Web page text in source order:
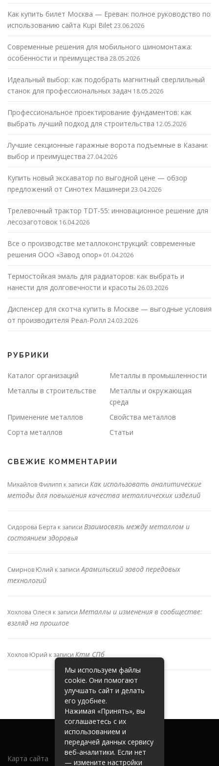
Как купить билет Москва — Ереван: полное руководство по
использованию сайта Kupi Bilet23.06.2026
Современные решения для мобильного шиномонтажа:
особенности и преимущества 28.05.2026
Идеальный выбор: как подобрать магнитный сверлильный
станок для профессиональных задач 18.05.2026
Профессиональное проектирование фундаментов: как
выбрать лучший подход для строительства 12.05.2026
Лучшие секционные гаражные ворота подъемные в Казани:
выбор и преимущества 27.04.2026
Купить новый экскаватор по выгодной цене — обзор
предложений от Синотех Машинери 23.04.2026
Трелевочный трактор TDT-55: инновационное решение для
лесозаготовок 16.04.2026
Все о производстве металлоконструкций: современные
решения ООО «Завод опор» 01.04.2026
Термостойкая эмаль для радиаторов: как выбрать и
нанести для долговечности и красоты 26.03.2026
Диспенсер для скотча купить в Москве — выгодные условия
от производителя Реал-Ролл 24.03.2026
РУБРИКИ
Каталог организаций
Металлы в промышленности
Металлы в строительстве
Металлы и окружающая
среда
Применение металлов
Свойства металлов
Сорта металлов
Статьи
СВЕЖИЕ КОММЕНТАРИИ
Михайлов Филипп к записи Как использовать аналитические
методы для повышения качества металлических изделий
Сидорова Берта к записи Взаимосвязь между металлом и
состоянием здоровья
Смирнов Юлий к записиАрамильский завод передовых
технологий
Хохлова Олеся к записи Металлы и изменения в сообществе:
взгляд на прошлое
Хохлов Юрий к записи Ктм СПб
Карта сайта
Мы используем файлы
cookie. Они помогают
улучшать сайт и делать
его удобнее.
Нажимая «Принять», вы
соглашаетесь с их
использованием и
передачей данных сервису
веб-аналитики. Если нет
— измените настройки